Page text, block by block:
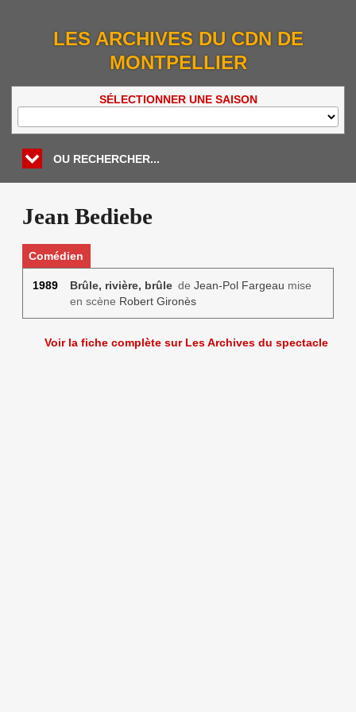
LES ARCHIVES DU CDN DE
MONTPELLIER
SÉLECTIONNER UNE SAISON
OU RECHERCHER...
Jean Bediebe
Comédien
1989 Brûle, rivière, brûlede Jean-Pol Fargeau mise
en scène Robert Gironès
Voir la fiche complète sur Les Archives du spectacle